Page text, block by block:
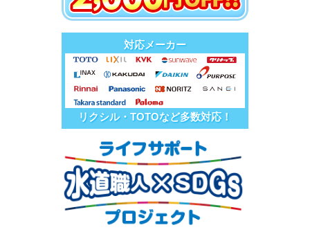
対応メーカー
リクシル・TOTOなど多数対応！